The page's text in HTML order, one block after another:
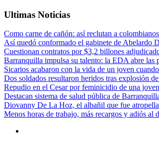
Ultimas Noticias
Como carne de cañón: así reclutan a
Así quedó conformado el gabinete de Abelardo
Cuestionan contratos por $3,2 billones
Barranquilla impulsa su talento: la EDA abre las
Sicarios acabaron con la vida de un joven
Dos soldados resultaron heridos tras explosión
Repudio en el Cesar por feminicidio de una
Destacan sistema de salud pública de
Diovanny De La Hoz, el albañil que fue
Menos horas de trabajo, más recargos y adiós al